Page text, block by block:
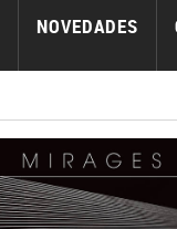
NOVEDADES